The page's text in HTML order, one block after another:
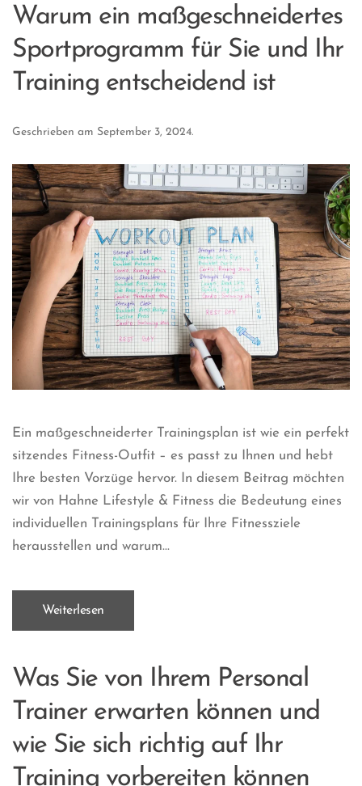
Warum ein maßgeschneidertes
Sportprogramm für Sie und Ihr
Training entscheidend ist
Geschrieben am September 3, 2024.
Ein maßgeschneiderter Trainingsplan ist wie ein perfekt
sitzendes Fitness-Outfit – es passt zu Ihnen und hebt
Ihre besten Vorzüge hervor. In diesem Beitrag möchten
wir von Hahne Lifestyle & Fitness die Bedeutung eines
individuellen Trainingsplans für Ihre Fitnessziele
herausstellen und warum...
Weiterlesen
Was Sie von Ihrem Personal
Trainer erwarten können und
wie Sie sich richtig auf Ihr
Training vorbereiten können